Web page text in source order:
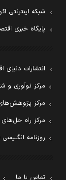
شبکه اینترنتی
پایگاه خبری
انتشارات دنیای
مرکز نوآوری و
مرکز
مرکز راه حل‌های
روزنامه انگلیسی Financial Tribune
تماس با ما